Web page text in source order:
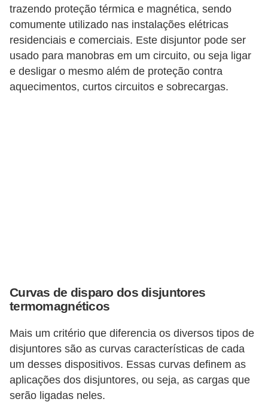
trazendo proteção térmica e magnética, sendo
comumente utilizado nas instalações elétricas
residenciais e comerciais. Este disjuntor pode ser
usado para manobras em um circuito, ou seja ligar
e desligar o mesmo além de proteção contra
aquecimentos, curtos circuitos e sobrecargas.
Curvas de disparo dos disjuntores
termomagnéticos
Mais um critério que diferencia os diversos tipos de
disjuntores são as curvas características de cada
um desses dispositivos. Essas curvas definem as
aplicações dos disjuntores, ou seja, as cargas que
serão ligadas neles.
F
e
r
e
l
e
t
r
i
c